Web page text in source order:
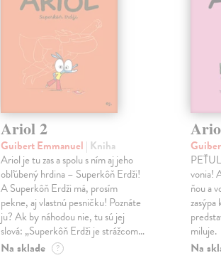
Ariol 2
Guibert Emmanuel | Kniha
Ariol je tu zas a spolu s ním aj jeho
obľúbený hrdina – Superkôň Erdži!
A Superkôň Erdži má, prosím
pekne, aj vlastnú pesničku! Poznáte
ju? Ak by náhodou nie, tu sú jej
slová: „Superkôň Erdži je strážcom…
Na sklade ?
vonia!
ňou a
miluje.
Na